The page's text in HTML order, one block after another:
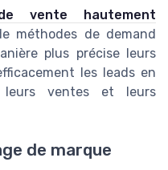
vente hautement
méthodes de demand
plus précise leurs
les leads en
leurs ventes et leurs
de marque